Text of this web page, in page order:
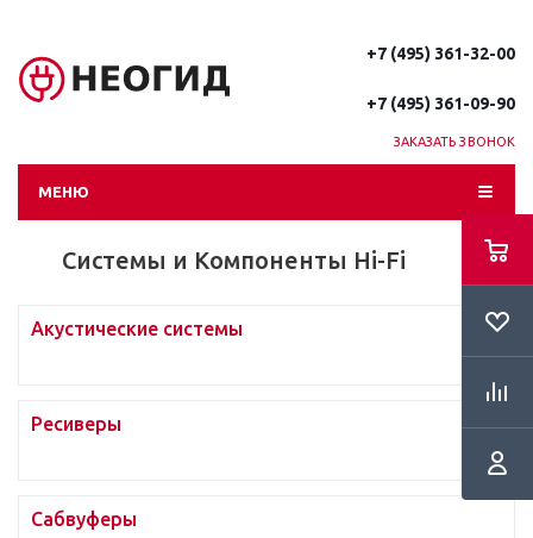
+7 (495) 361-32-00
+7 (495) 361-09-90
ЗАКАЗАТЬ ЗВОНОК
МЕНЮ
Системы и Компоненты Hi-Fi
Акустические системы
Ресиверы
Сабвуферы